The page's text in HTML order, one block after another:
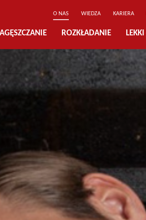
O NAS WIEDZA KARIERA
ROZKŁADANIE